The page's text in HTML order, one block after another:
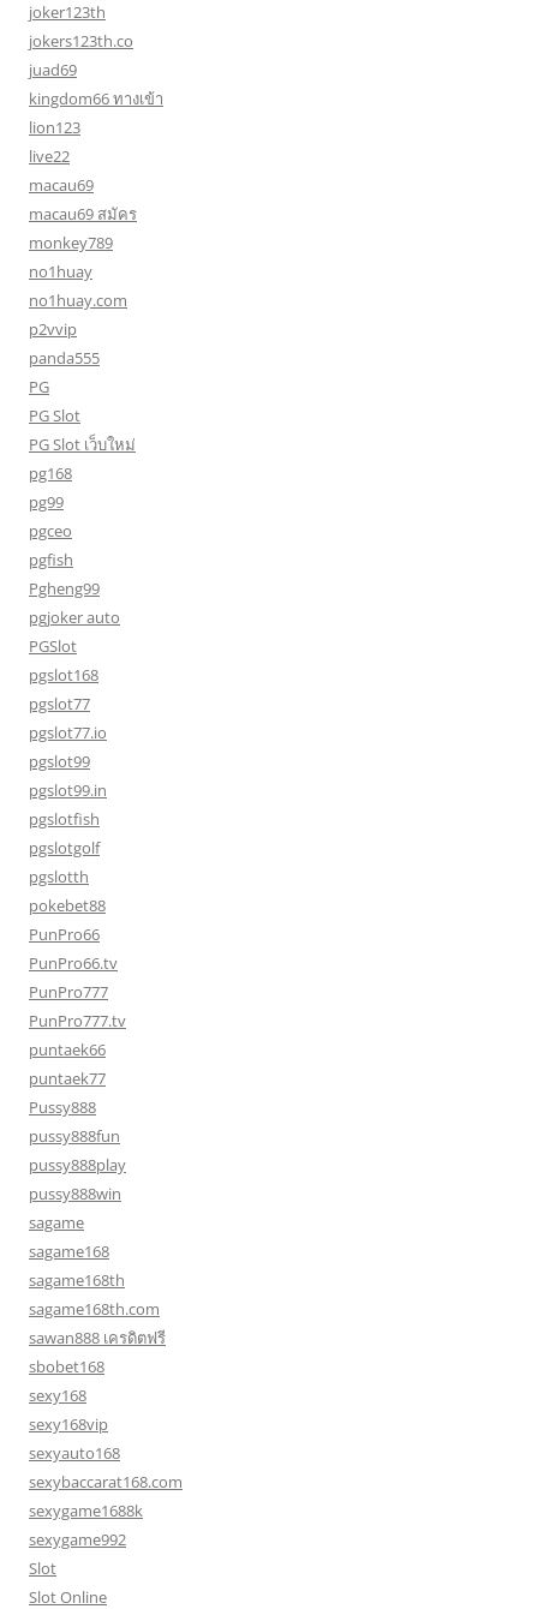
joker123th
jokers123th.co
juad69
kingdom66 ทางเข้า
lion123
live22
macau69
macau69 สมัคร
monkey789
no1huay
no1huay.com
p2vvip
panda555
PG
PG Slot
PG Slot เว็บใหม่
pg168
pg99
pgceo
pgfish
Pgheng99
pgjoker auto
PGSlot
pgslot168
pgslot77
pgslot77.io
pgslot99
pgslot99.in
pgslotfish
pgslotgolf
pgslotth
pokebet88
PunPro66
PunPro66.tv
PunPro777
PunPro777.tv
puntaek66
puntaek77
Pussy888
pussy888fun
pussy888play
pussy888win
sagame
sagame168
sagame168th
sagame168th.com
sawan888 เครดิตฟรี
sbobet168
sexy168
sexy168vip
sexyauto168
sexybaccarat168.com
sexygame1688k
sexygame992
Slot
Slot Online